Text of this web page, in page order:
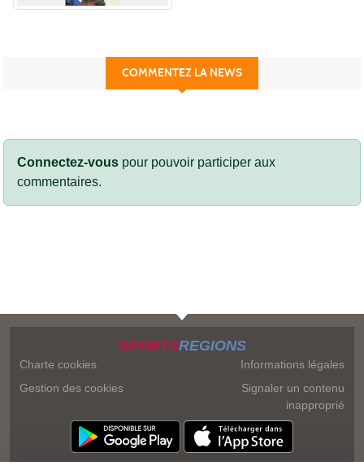
COMMENTEZ LA NEWS
Connectez-vous pour pouvoir participer aux
commentaires.
SPORTSREGIONS
Charte cookies
Gestion des cookies
Informations légales
Signaler un contenu
inapproprié